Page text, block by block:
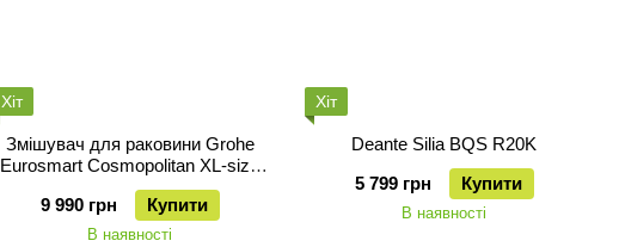
Хіт
Змішувач для раковини Grohe
Eurosmart Cosmopolitan XL-size
23921000
9 990 грн
Купити
В наявності
Хіт
Deante Silia BQS R20K
5 799 грн
Купити
В наявності